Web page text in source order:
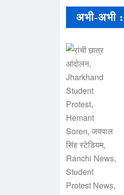
अभी-अभी :